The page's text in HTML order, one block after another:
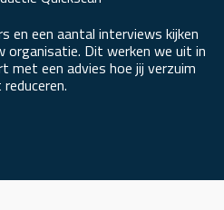
en een aantal interviews kijken
organisatie. Dit werken we uit in
met een advies hoe jij verzuim